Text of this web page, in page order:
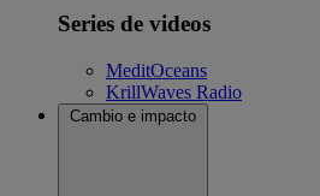
Series de videos
MeditOceans
KrillWaves Radio
Cambio e impacto